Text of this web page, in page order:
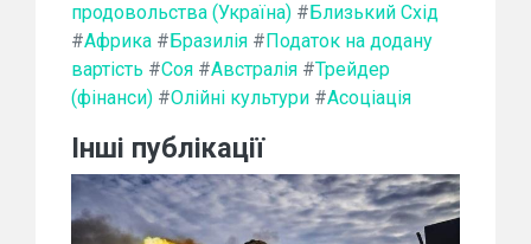
продовольства (Україна) # Близький Схід
#Африка # Бразилія # Податок на додану
вартість #Соя #Австралія #Трейдер
(фінанси) #Олійні культури #Асоціація
Інші публікації